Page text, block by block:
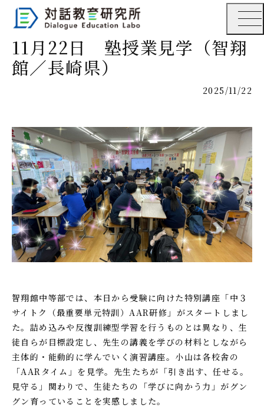
11月22日 塾授業見学（智翔
館／長崎県）
2025/11/22
智翔館中等部では、本日から受験に向けた特別講座「中３
サイトク（最重要単元特訓）AAR研修」がスタートしまし
た。詰め込みや反復訓練型学習を行うものとは異なり、生
徒自らが目標設定し、先生の講義を学びの材料としながら
主体的・能動的に学んでいく演習講座。小山は各校舎の
「AARタイム」を見学。先生たちが「引き出す、任せる。
見守る」関わりで、生徒たちの「学びに向かう力」がグン
グン育っていることを実感しました。